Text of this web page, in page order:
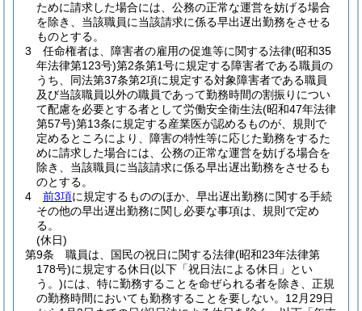
ために請求した場合には、公務の正常な運営を妨げる場合
を除き、当該職員に当該請求に係る早出遅出勤務をさせる
ものとする。
3
任命権者は、障害者の雇用の促進等に関する法律(昭和35
年法律第123号)第2条第1号に規定する障害者である職員の
うち、同法第37条第2項に規定する対象障害者である職員
及び当該職員以外の職員であって勤務時間の割振りについ
て配慮を必要とする者として労働安全衛生法(昭和47年法律
第57号)第13条に規定する産業医が認めるものが、規則で
定めるところにより、障害の特性等に応じた勤務をするた
めに請求した場合には、公務の正常な運営を妨げる場合を
除き、当該職員に当該請求に係る早出遅出勤務をさせるも
のとする。
4
前3項に規定するもののほか、早出遅出勤務に関する手続
その他の早出遅出勤務に関し必要な事項は、規則で定め
る。
(休日)
第9条
職員は、国民の祝日に関する法律(昭和23年法律第
178号)に規定する休日(以下「祝日法による休日」とい
う。)には、特に勤務することを命ぜられる者を除き、正規
の勤務時間においても勤務することを要しない。 12月29日